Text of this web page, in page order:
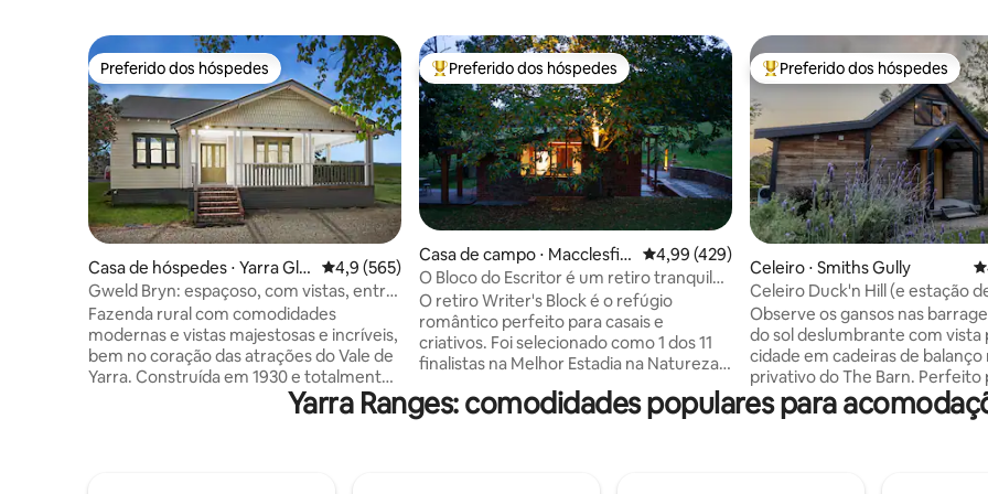
Preferido dos hóspedes
Preferido dos hóspedes
Casa de hóspedes ⋅ Yarra Gle
n
4,9 de uma avaliação média de 5, 565 avaliações
4,9 (565)
Gweld Bryn: espaçoso, com vistas, entre
locais para casamentos
Fazenda rural com comodidades
modernas e vistas majestosas e incríveis,
bem no coração das atrações do Vale de
Yarra. Construída em 1930 e totalmente
reformada, com ampliações feitas em
Entre os melhores preferidos dos hóspedes
Preferido dos hóspedes
Casa de campo ⋅ Macclesfiel
d
4,99 de uma avaliação média de 5, 429
4,99 (429)
O Bloco do Escritor é um retiro tranquilo
e romântico
O retiro Writer's Block é o refúgio
romântico perfeito para casais e
criativos. Foi selecionado como 1 dos 11
finalistas na Melhor Estadia na Natureza
Nova Zelândia. Situado em 27 acres e
cercado por eucaliptos e castanheiras,
Entre os melhores preferidos
Preferido dos hóspedes
Celeiro ⋅ Smiths Gully
Celeiro Duck'n Hill (e estação
carregamento de veículos
Observe os gansos nas
do sol deslumbrante com vista
cidade em cadeiras de balanço
privativo do The Barn. Perfeito para
escapadas românticas, retiros
família, microcasamentos e
Yarra Ranges: comodidades populares para